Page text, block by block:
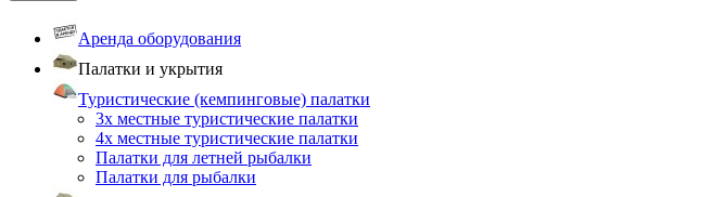
Аренда оборудования
Палатки и укрытия
Туристические (кемпинговые) палатки
3х местные туристические палатки
4х местные туристические палатки
Палатки для летней рыбалки
Палатки для рыбалки